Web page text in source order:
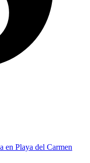
en Playa del Carmen